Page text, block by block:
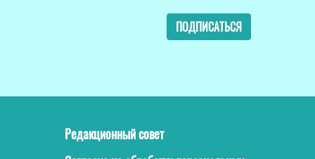
ПОДПИСАТЬСЯ
Редакционный совет